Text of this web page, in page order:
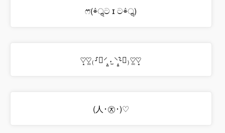
ෆ⃛(ٛ⌯ॢට ɪ ටٛ⌯ॢ)
♡͙♡͚₍⸉ॢ⸍͕͈ ˕̫ ⸌͔͈⸊ॢ₎♡͚♡͙
(人･㉨･)♡